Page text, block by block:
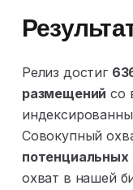
Релиз достиг
размещений со
Совокупный
потенциальных
охват в нашей